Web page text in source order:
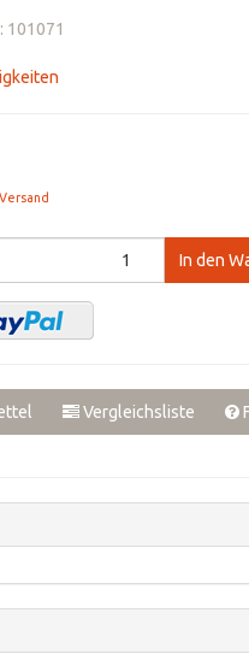
101071
Versand
In den
Vergleichsliste